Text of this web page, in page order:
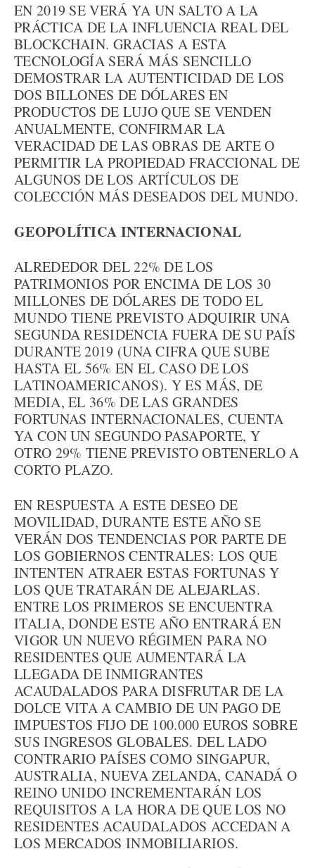
EN 2019 SE VERÁ YA UN SALTO A LA
PRÁCTICA DE LA INFLUENCIA REAL DEL
BLOCKCHAIN. GRACIAS A ESTA
TECNOLOGÍA SERÁ MÁS SENCILLO
DEMOSTRAR LA AUTENTICIDAD DE LOS
DOS BILLONES DE DÓLARES EN
PRODUCTOS DE LUJO QUE SE VENDEN
ANUALMENTE, CONFIRMAR LA
VERACIDAD DE LAS OBRAS DE ARTE O
PERMITIR LA PROPIEDAD FRACCIONAL DE
ALGUNOS DE LOS ARTÍCULOS DE
COLECCIÓN MÁS DESEADOS DEL MUNDO.
GEOPOLÍTICA INTERNACIONAL
ALREDEDOR DEL 22% DE LOS
PATRIMONIOS POR ENCIMA DE LOS 30
MILLONES DE DÓLARES DE TODO EL
MUNDO TIENE PREVISTO ADQUIRIR UNA
SEGUNDA RESIDENCIA FUERA DE SU PAÍS
DURANTE 2019 (UNA CIFRA QUE SUBE
HASTA EL 56% EN EL CASO DE LOS
LATINOAMERICANOS). Y ES MÁS, DE
MEDIA, EL 36% DE LAS GRANDES
FORTUNAS INTERNACIONALES, CUENTA
YA CON UN SEGUNDO PASAPORTE, Y
OTRO 29% TIENE PREVISTO OBTENERLO A
CORTO PLAZO.
EN RESPUESTA A ESTE DESEO DE
MOVILIDAD, DURANTE ESTE AÑO SE
VERÁN DOS TENDENCIAS POR PARTE DE
LOS GOBIERNOS CENTRALES: LOS QUE
INTENTEN ATRAER ESTAS FORTUNAS Y
LOS QUE TRATARÁN DE ALEJARLAS.
ENTRE LOS PRIMEROS SE ENCUENTRA
ITALIA, DONDE ESTE AÑO ENTRARÁ EN
VIGOR UN NUEVO RÉGIMEN PARA NO
RESIDENTES QUE AUMENTARÁ LA
LLEGADA DE INMIGRANTES
ACAUDALADOS PARA DISFRUTAR DE LA
DOLCE VITA A CAMBIO DE UN PAGO DE
IMPUESTOS FIJO DE 100.000 EUROS SOBRE
SUS INGRESOS GLOBALES. DEL LADO
CONTRARIO PAÍSES COMO SINGAPUR,
AUSTRALIA, NUEVA ZELANDA, CANADÁ O
REINO UNIDO INCREMENTARÁN LOS
REQUISITOS A LA HORA DE QUE LOS NO
RESIDENTES ACAUDALADOS ACCEDAN A
LOS MERCADOS INMOBILIARIOS.